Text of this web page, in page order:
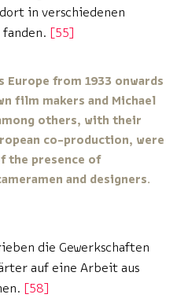
in verschiedenen
fanden.
55
Europe from 1933 onwards
film makers and Michael
others, with their
co-production, were
the presence of
and designers.
die Gewerkschaften
auf eine Arbeit aus
58